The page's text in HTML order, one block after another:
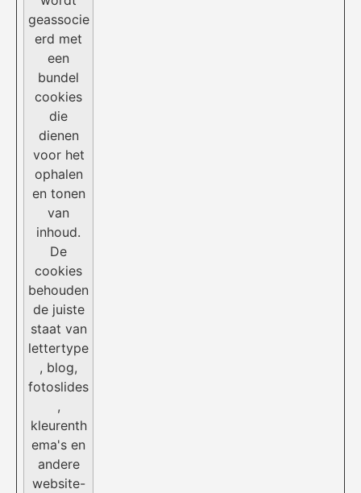
geassocie
erd met
een
bundel
cookies
die
dienen
voor het
ophalen
en tonen
van
inhoud.
De
cookies
behouden
de juiste
staat van
lettertype
, blog,
fotoslides
,
kleurenth
ema's en
andere
website-